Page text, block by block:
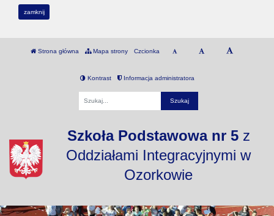
zamknij
Strona główna Mapa strony Czcionka
Kontrast Informacja administratora
Szkoła Podstawowa nr 5z
Oddziałami Integracyjnymi w
Ozorkowie